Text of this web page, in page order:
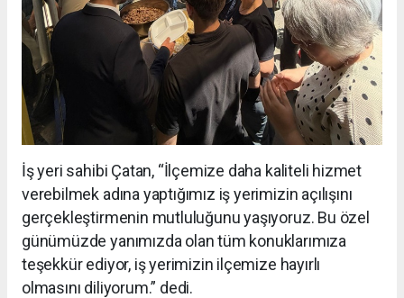
İş yeri sahibi Çatan, “İlçemize daha kaliteli hizmet
verebilmek adına yaptığımız iş yerimizin açılışını
gerçekleştirmenin mutluluğunu yaşıyoruz. Bu özel
günümüzde yanımızda olan tüm konuklarımıza
teşekkür ediyor, iş yerimizin ilçemize hayırlı
olmasını diliyorum.” dedi.